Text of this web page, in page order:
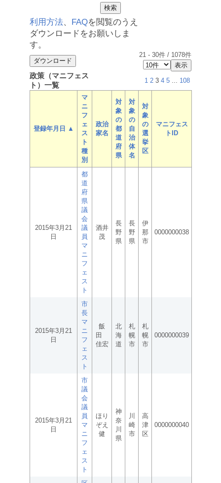
利用方法、 FAQを閲覧のうえ
ダウンロードをお願いしま
す。
21 - 30件 / 1078件
政策（マニフェス
ト）一覧
1 2 3 4 5 ... 108
登録年月日 ▲
マ
ニ
フ
ェ
ス
ト
種
別
政治
家名
対
象
の
都
道
府
県
対
象
の
自
治
体
名
対
象
の
選
挙
区
マニフェス
トID
2015年3月21
日
都
道
府
県
議
会
議
員
マ
ニ
フ
ェ
ス
ト
酒井
茂
長
野
県
長
野
県
伊
那
市
0000000038
2015年3月21
日
市
長
マ
ニ
フ
ェ
ス
ト
飯
田
佳宏
北
海
道
札
幌
市
札
幌
市
0000000039
2015年3月21
日
市
議
会
議
員
マ
ニ
フ
ェ
ス
ト
ほり
ぞえ
健
神
奈
川
県
川
崎
市
高
津
区
0000000040